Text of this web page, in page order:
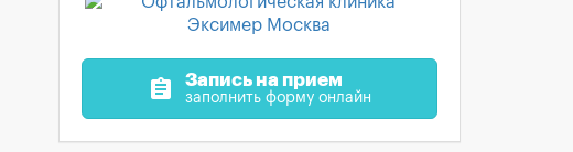
assignment Запись на прием
заполнить форму онлайн